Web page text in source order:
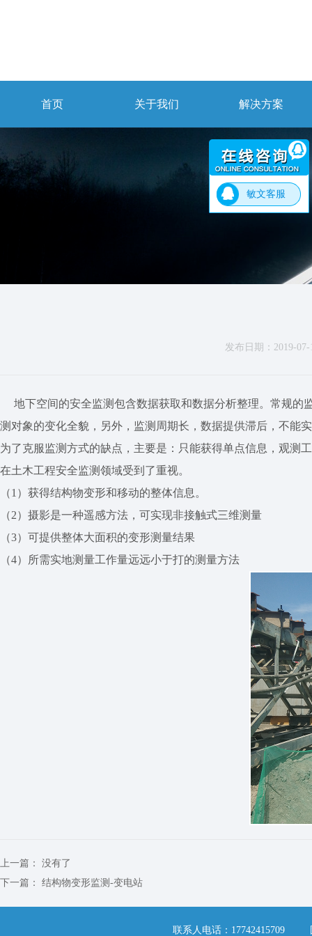
首页 关于我们 解决方案
发布日期：2019-07-
地下空间的安全监测包含数据获取和数据分析整理。常规
测对象的变化全貌，另外，监测周期长，数据提供滞后，不能
为了克服监测方式的缺点，主要是：只能获得单点信息，观测
在土木工程安全监测领域受到了重视。
（1 ）获得结构物变形和移动的整体信息。
（2）摄影是一种遥感方法，可实现非接触式三维测量
（3）可提供整体大面积的变形测量结果
（4）所需实地测量工作量远远小于打的测量方法
上一篇：
没有了
下一篇：
结构物变形监测-变电站
联系人电话：17742415709
敏文客服